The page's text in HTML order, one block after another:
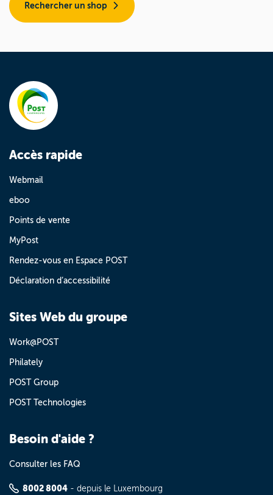
Rechercher un shop
Accès rapide
Webmail
eboo
Points de vente
MyPost
Rendez-vous en Espace POST
Déclaration d’accessibilité
Sites Web du groupe
Work@POST
Philately
POST Group
POST Technologies
Besoin d'aide ?
Consulter les FAQ
8002 8004 - depuis le Luxembourg